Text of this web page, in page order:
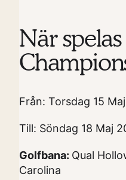
När
Från: Torsdag 15
Till: Söndag 18 Maj
Golfbana: Qual
Carolina